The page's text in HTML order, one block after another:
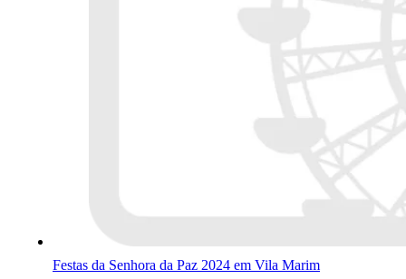
Festas da Senhora da Paz 2024 em Vila Marim